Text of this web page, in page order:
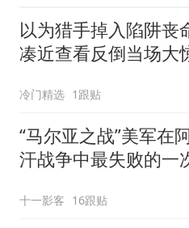
以为猎手掉入陷阱丧
凑近查看反倒当场大
冷门精选 1跟贴
“马尔亚之战”美军在
汗战争中最失败的一
十一影客 16跟贴